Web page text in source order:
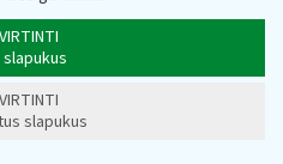
pobūdžio
, pageidaujantiems
slapukus
slapukus